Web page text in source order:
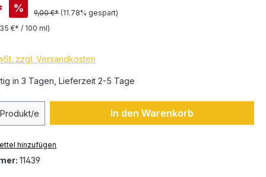
% 9,00 €* (11.78% gespart)
€* / 100 ml)
zzgl. Versandkosten
in 3 Tagen, Lieferzeit 2-5 Tage
Anzahl: Gib den gewünschten Wert
Produkt/e In den Warenkorb
hinzufügen
11439